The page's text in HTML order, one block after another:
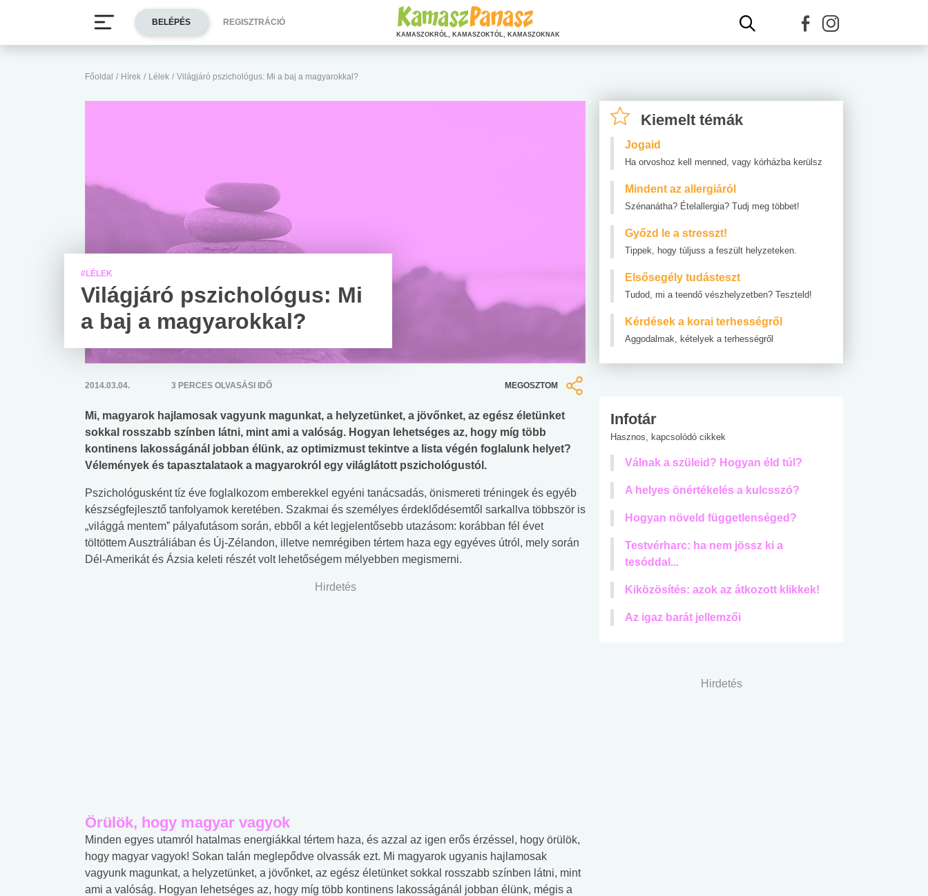
Főoldal / Hírek / Lélek / Világjáró pszichológus: Mi a baj a magyarokkal?
#LÉLEK
Világjáró pszichológus: Mi
a baj a magyarokkal?
2014.03.04. 3 PERCES OLVASÁSI IDŐ MEGOSZTOM
Mi, magyarok hajlamosak vagyunk magunkat, a helyzetünket, a jövőnket, az egész életünket
sokkal rosszabb színben látni, mint ami a valóság. Hogyan lehetséges az, hogy míg több
kontinens lakosságánál jobban élünk, az optimizmust tekintve a lista végén foglalunk helyet?
Vélemények és tapasztalataok a magyarokról egy világlátott pszichológustól.
Pszichológusként tíz éve foglalkozom emberekkel egyéni tanácsadás, önismereti tréningek és egyéb
készségfejlesztő tanfolyamok keretében. Szakmai és személyes érdeklődésemtől sarkallva többször is
„világgá mentem” pályafutásom során, ebből a két legjelentősebb utazásom: korábban fél évet
töltöttem Ausztráliában és Új-Zélandon, illetve nemrégiben tértem haza egy egyéves útról, mely során
Dél-Amerikát és Ázsia keleti részét volt lehetőségem mélyebben megismerni.
Hirdetés
Örülök, hogy magyar vagyok
Minden egyes utamról hatalmas energiákkal tértem haza, és azzal az igen erős érzéssel, hogy örülök,
hogy magyar vagyok! Sokan talán meglepődve olvassák ezt. Mi magyarok ugyanis hajlamosak
vagyunk magunkat, a helyzetünket, a jövőnket, az egész életünket sokkal rosszabb színben látni, mint
ami a valóság. Hogyan lehetséges az, hogy míg több kontinens lakosságánál jobban élünk, mégis a
Kiemelt témák
Jogaid
Ha orvoshoz kell menned, vagy kórházba kerülsz
Mindent az allergiáról
Szénanátha? Ételallergia? Tudj meg többet!
Győzd le a stresszt!
Tippek, hogy túljuss a feszült helyzeteken.
Elsősegély tudásteszt
Tudod, mi a teendő vészhelyzetben? Teszteld!
Kérdések a korai terhességről
Aggodalmak, kételyek a terhességről
Infotár
Hasznos, kapcsolódó cikkek
Válnak a szüleid? Hogyan éld túl?
A helyes önértékelés a kulcsszó?
Hogyan növeld függetlenséged?
Testvérharc: ha nem jössz ki a
tesóddal...
Kiközösítés: azok az átkozott klikkek!
Az igaz barát jellemzői
Hirdetés
BELÉPÉS REGISZTRÁCIÓ
KAMASZOKRÓL, KAMASZOKTÓL, KAMASZOKNAK